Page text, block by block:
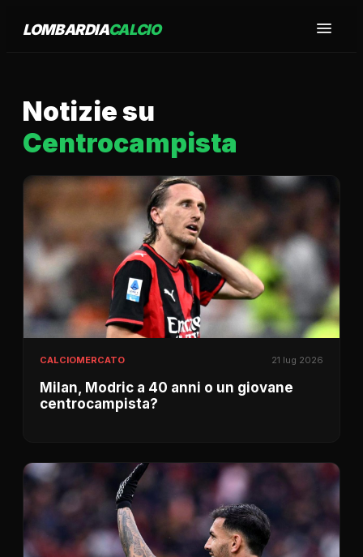
LOMBARDIACALCIO
Notizie su
Centrocampista
CALCIOMERCATO 21 lug 2026
Milan, Modric a 40 anni o un giovane
centrocampista?